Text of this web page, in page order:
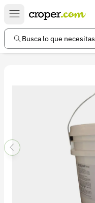
Busca lo que necesitas
Enlaces de interés
Preguntas frecuentes
Términos y condiciones
Política de devoluciones
Política de privacidad